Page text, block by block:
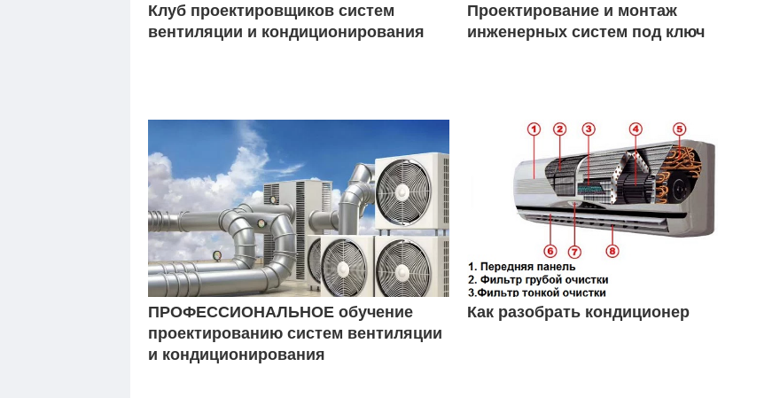
Клуб проектировщиков систем
вентиляции и кондиционирования
Проектирование и монтаж
инженерных систем под ключ
ПРОФЕССИОНАЛЬНОЕ обучение
проектированию систем вентиляции
и кондиционирования
Как разобрать кондиционер